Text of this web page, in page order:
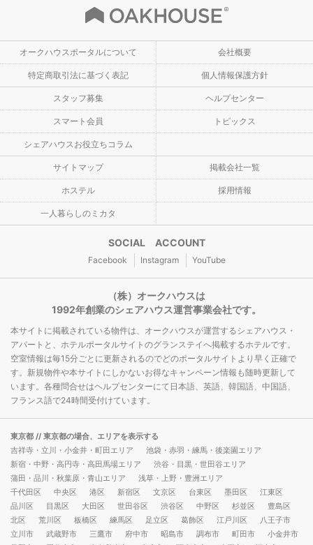
オークハウスポータルについて 会社概要
特定商取引法に基づく表記 個人情報保護方針
スタッフ募集 ヘルプセンター
スマート会員 トピックス
シェアハウスお役立ちコラム
サイトマップ 掲載会社一覧
ホステル 採用情報
一人暮らしのミカタ
SOCIAL ACCOUNT
Facebook Instagram YouTube
（株）オークハウスは
1992年創業のシェアハウス運営事業会社です。
本サイトに掲載されている物件は、オークハウスが運営するシェアハウス・
アパートと、ホテルポータルサイトのグランステイへ掲載するホテルです。
空室情報は毎15分ごとに更新されるのでどのポータルサイトより早く正確で
す。新規物件や本サイトにしかないお得なキャンペーン情報も随時更新して
います。各種問合せはヘルプセンターにて日本語、英語、韓国語、中国語、
フランス語で24時間受付けています。
東京都 // 東京都の場合、エリアを表示する
吉祥寺・立川・小金井・町田エリア
池袋・赤羽・練馬・後楽園エリア
新宿・中野・高円寺・高田馬場エリア
渋谷・目黒・世田谷エリア
蒲田・品川・秋葉原・青山エリア
浅草・上野・豊洲エリア
千代田区
中央区 港区 新宿区 文京区 台東区 墨田区
江東区
品川区
目黒区 大田区 世田谷区 渋谷区 中野区 杉並区
豊島区
北区
荒川区 板橋区 練馬区 足立区 葛飾区 江戸川区
八王子市
立川市
武蔵野市 三鷹市 府中市 昭島市 調布市 町田市
小金井市